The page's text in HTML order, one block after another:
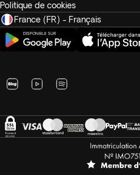
Politique de cookies
France (FR) - Français